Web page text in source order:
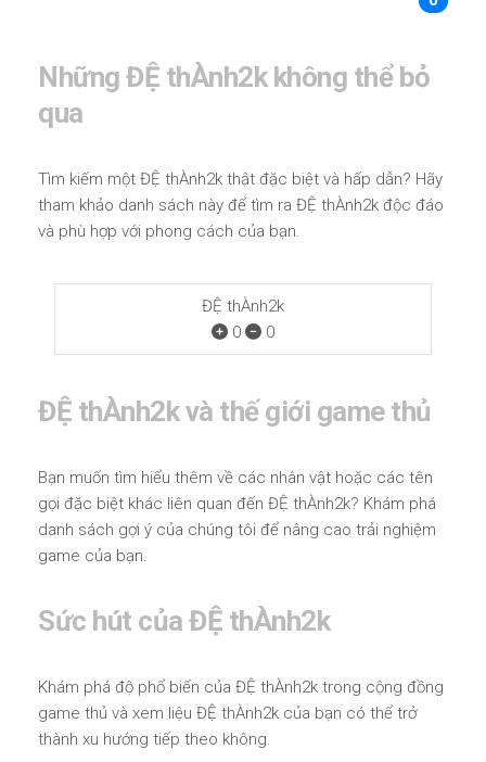
Những ĐỆ thÀnh2k không thể bỏ
qua
Tìm kiếm một ĐỆ thÀnh2k thật đặc biệt và hấp dẫn? Hãy
tham khảo danh sách này để tìm ra ĐỆ thÀnh2k độc đáo
và phù hợp với phong cách của bạn.
ĐỆ thÀnh2k
0
0
ĐỆ thÀnh2k và thế giới game thủ
Bạn muốn tìm hiểu thêm về các nhân vật hoặc các tên
gọi đặc biệt khác liên quan đến ĐỆ thÀnh2k? Khám phá
danh sách gợi ý của chúng tôi để nâng cao trải nghiệm
game của bạn.
Sức hút của ĐỆ thÀnh2k
Khám phá độ phổ biến của ĐỆ thÀnh2k trong cộng đồng
game thủ và xem liệu ĐỆ thÀnh2k của bạn có thể trở
thành xu hướng tiếp theo không.